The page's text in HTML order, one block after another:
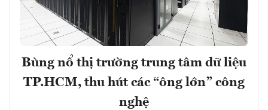
Bùng nổ thị trường trung tâm dữ liệu
TP.HCM, thu hút các “ông lớn” công
nghệ